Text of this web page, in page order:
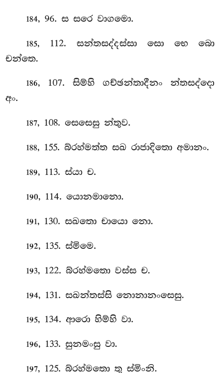
184, 96. ස සරෙ වාගමො.
185, 112. සන්තසද්දස්සා සො භෙ බො
චන්තෙ.
186, 107. සිම්හි ගච්ඡන්තාදීනං න්තසද්දො
අං.
187, 108. සෙසෙසු න්තුව.
188, 155. බ්රහ්මත්ත සඛ රාජාදිතො අමානං.
189, 113. ස්යා ච.
190, 114. යොනමානො.
191, 130. සඛතො චායො නො.
192, 135. ස්මිමෙ.
193, 122. බ්රහ්මතො වස්ස ච.
194, 131. සඛන්තස්සි නොනානංසෙසු.
195, 134. ආරොහිම්හි වා.
196, 133. සුනමංසු වා.
197, 125. බ්රහ්මතො තු ස්මිංනි.